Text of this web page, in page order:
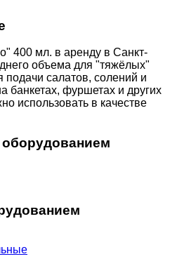
400 мл. в аренду в Санкт-
объема для "тяжёлых"
подачи салатов, солений и
банкетах, фуршетах и других
использовать в качестве